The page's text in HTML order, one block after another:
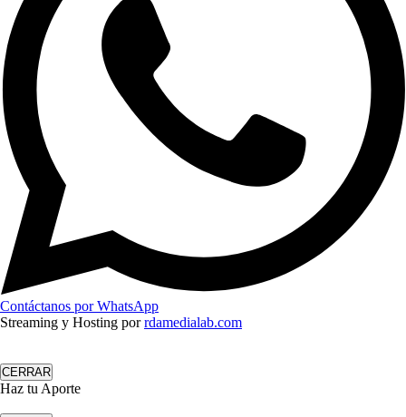
Contáctanos por WhatsApp
Streaming y Hosting porrdamedialab.com
CERRAR
Haz tu Aporte